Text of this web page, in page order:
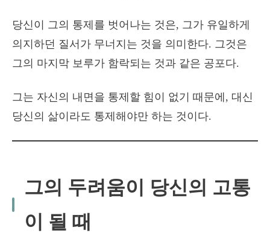
당신이 그의 통제를 벗어나는 것은, 그가 유일하게
의지하던 질서가 무너지는 것을 의미한다. 그것은
그의 마지막 보루가 함락되는 것과 같은 공포다.
그는 자신의 내면을 통제할 힘이 없기 때문에, 대신
당신의 삶이라도 통제해야만 하는 것이다.
그의 두려움이 당신의 고통
이 될 때